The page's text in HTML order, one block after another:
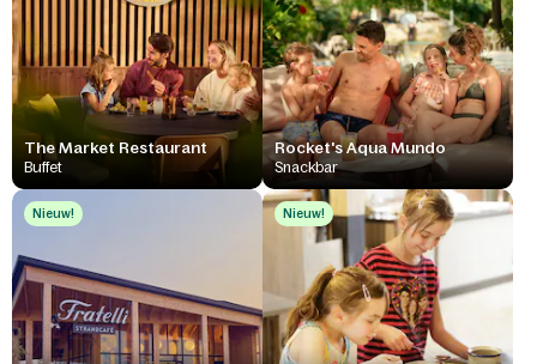
The Market Restaurant
Buffet
Rocket's Aqua Mundo
Snackbar
Nieuw! Nieuw!